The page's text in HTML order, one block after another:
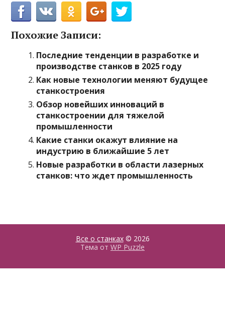
Похожие Записи:
Последние тенденции в разработке и
производстве станков в 2025 году
Как новые технологии меняют будущее
станкостроения
Обзор новейших инноваций в
станкостроении для тяжелой
промышленности
Какие станки окажут влияние на
индустрию в ближайшие 5 лет
Новые разработки в области лазерных
станков: что ждет промышленность
Все о станках© 2026
Тема от WP Puzzle